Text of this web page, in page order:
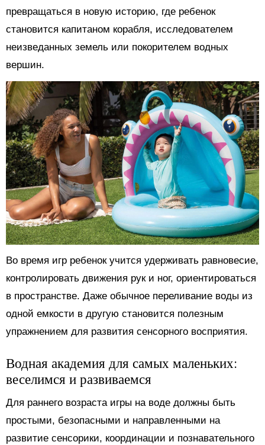
превращаться в новую историю, где ребенок
становится капитаном корабля, исследователем
неизведанных земель или покорителем водных
вершин.
Во время игр ребенок учится удерживать равновесие,
контролировать движения рук и ног, ориентироваться
в пространстве. Даже обычное переливание воды из
одной емкости в другую становится полезным
упражнением для развития сенсорного восприятия.
Водная академия для самых маленьких:
веселимся и развиваемся
Для раннего возраста игры на воде должны быть
простыми, безопасными и направленными на
развитие сенсорики, координации и познавательного